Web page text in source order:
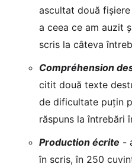
ascultat două
a ceea ce am auzit
scris la câteva
Compréhension
citit două texte
de dificultate puțin
răspuns la întrebări
Production écrite -
în scris, în 250